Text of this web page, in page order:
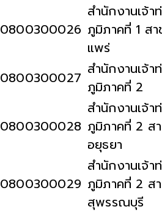
0800300026
สำนักงานเจ้า
ภูมิภาคที่ 1 สา
แพร่
0800300027 สำนักงานเจ้า
ภูมิภาคที่ 2
0800300028
สำนักงานเจ้า
ภูมิภาคที่ 2 ส
อยุธยา
0800300029
สำนักงานเจ้า
ภูมิภาคที่ 2 ส
สุพรรณบุรี